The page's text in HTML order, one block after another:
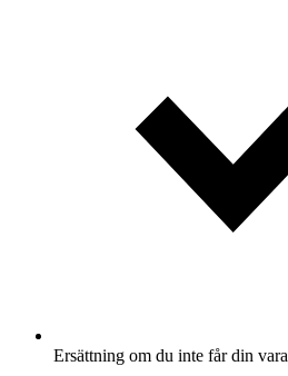
Ersättning om du inte får din vara